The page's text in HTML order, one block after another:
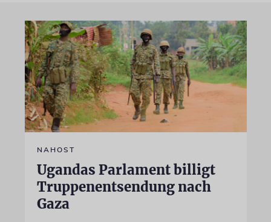
NAHOST
Ugandas Parlament billigt
Truppenentsendung nach
Gaza